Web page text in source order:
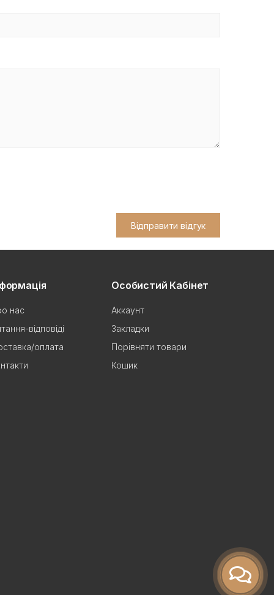
Відправити відгук
нас
відповіді
оплата
Особистий Кабінет
Аккаунт
Закладки
Порівняти товари
Кошик